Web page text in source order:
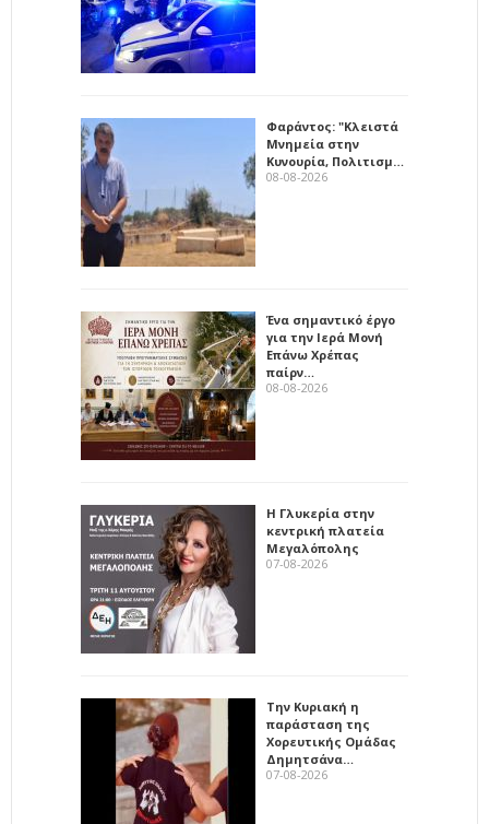
Φαράντος: "Κλειστά
Μνημεία στην
Κυνουρία, Πολιτισμ…
08-08-2026
Ένα σημαντικό έργο
για την Ιερά Μονή
Επάνω Χρέπας
παίρν…
08-08-2026
Η Γλυκερία στην
κεντρική πλατεία
Μεγαλόπολης
07-08-2026
Την Κυριακή η
παράσταση της
Χορευτικής Ομάδας
Δημητσάνα…
07-08-2026